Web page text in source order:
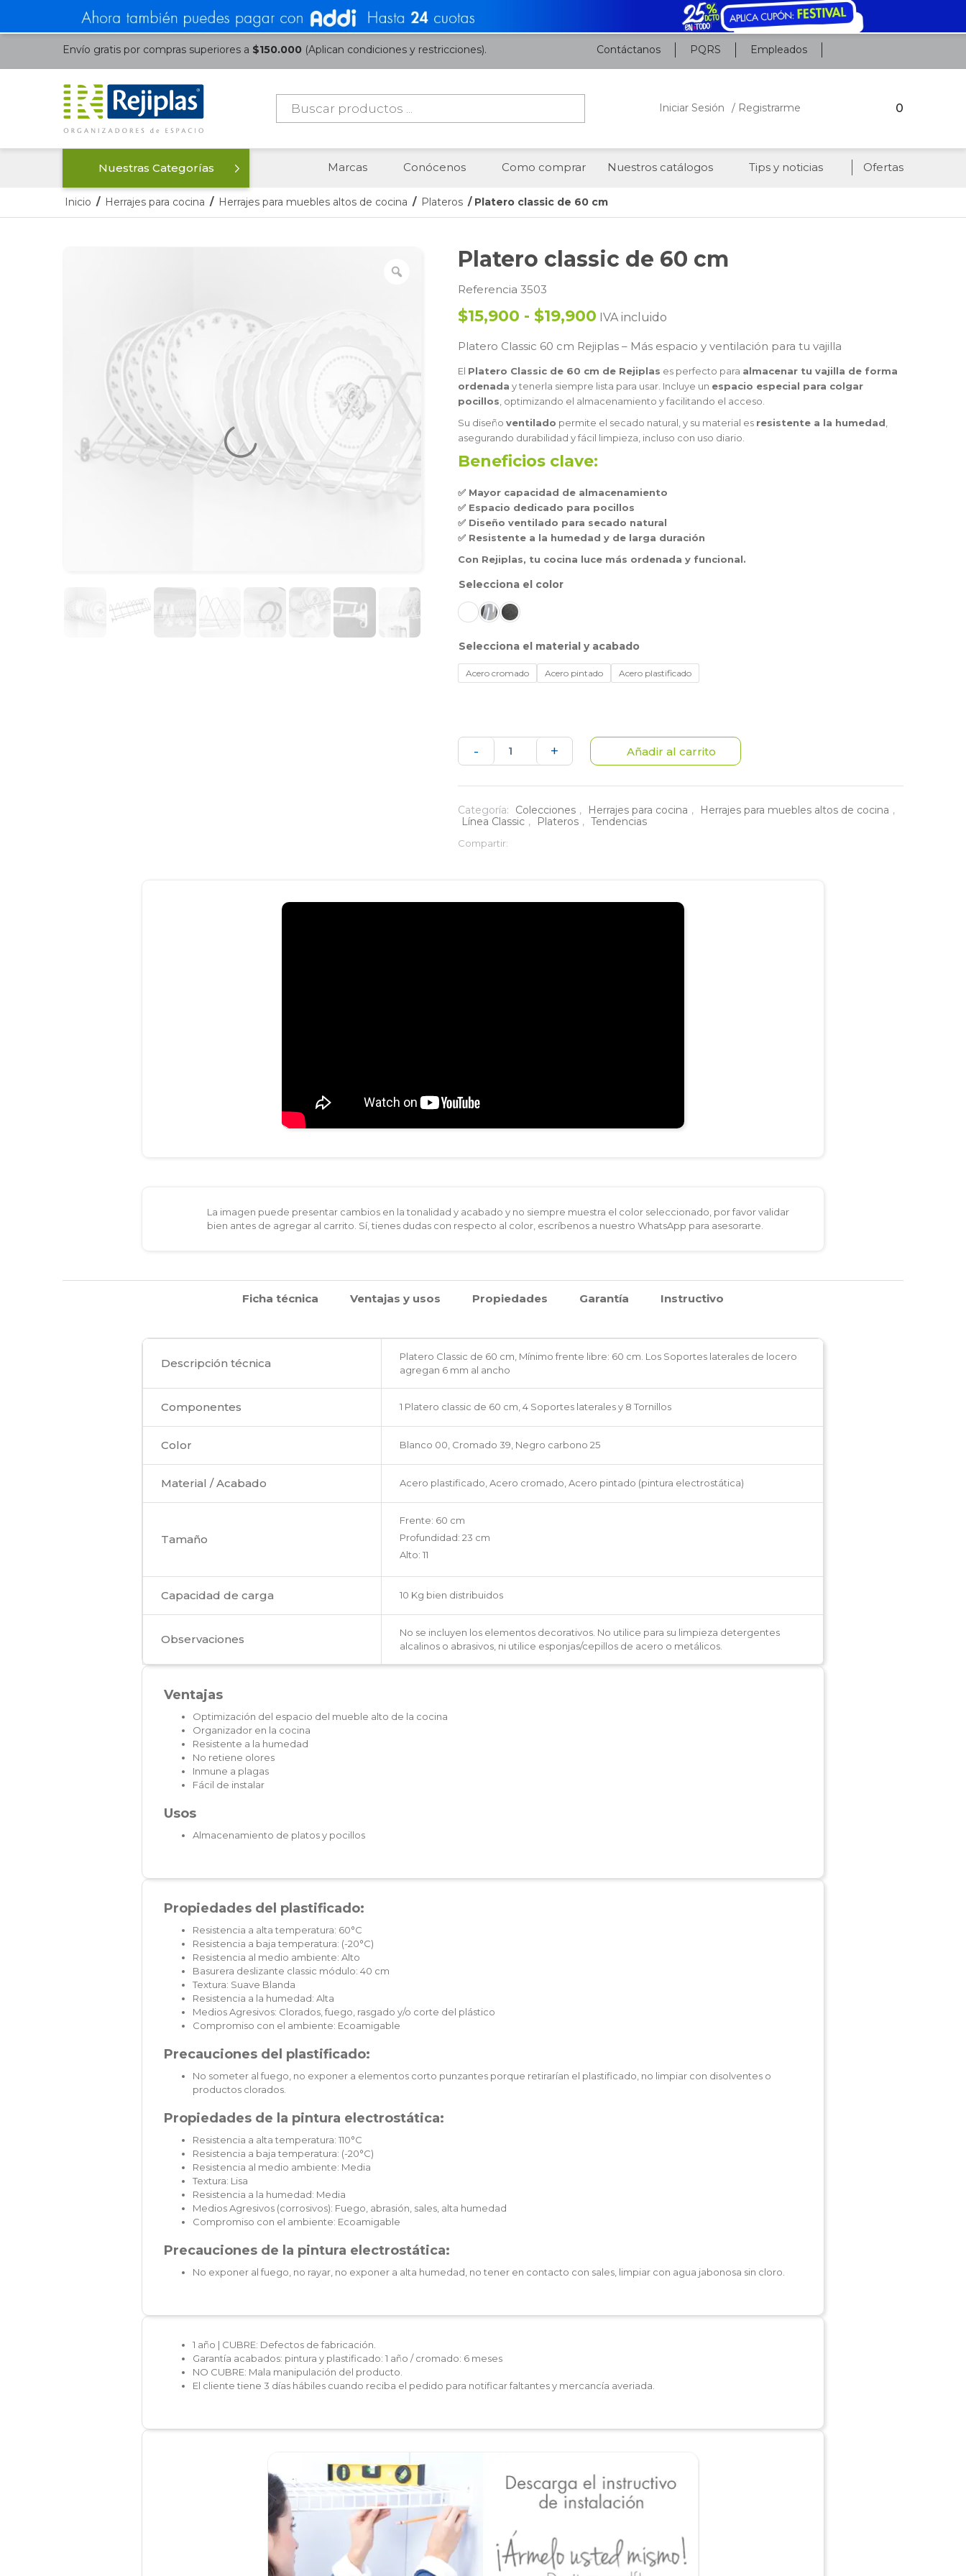
Envío gratis por compras superiores a $150.000 (Aplican condiciones y restricciones). Contáctanos PQRS Empleados
Búsqueda
productos
Iniciar Sesión / Registrarme 0
Nuestras Categorías Marcas Conócenos Como comprar Nuestros catálogos Tips y noticias Ofertas
Inicio / Herrajes para cocina / Herrajes para muebles altos de cocina / Plateros / Platero classic de 60 cm
Platero classic de 60 cm
Referencia 3503
$15,900 - $19,900 IVA incluido
Platero Classic 60 cm Rejiplas – Más espacio y ventilación para tu vajilla
El Platero Classic de 60 cm de Rejiplas es perfecto para almacenar tu vajilla de forma
ordenada y tenerla siempre lista para usar. Incluye un espacio especial para colgar
pocillos , optimizando el almacenamiento y facilitando el acceso.
Su diseño ventilado permite el secado natural, y su material es resistente a la humedad
asegurando durabilidad y fácil limpieza, incluso con uso diario.
Beneficios clave:
✅ Mayor capacidad de almacenamiento
✅ Espacio dedicado para pocillos
✅ Diseño ventilado para secado natural
✅ Resistente a la humedad y de larga duración
Con Rejiplas, tu cocina luce más ordenada y funcional.
color
material y acabado
Acero cromado Acero pintado Acero plastificado
-
Platero
de
60
+ Añadir al carrito
Categoría: Colecciones , Herrajes para cocina , Herrajes para muebles altos de cocina ,
Línea Classic , Plateros , Tendencias
Compartir:
La imagen puede presentar cambios en la tonalidad y acabado y no siempre muestra el color seleccionado, por favor validar
bien antes de agregar al carrito. Sí, tienes dudas con respecto al color, escríbenos a nuestro WhatsApp para asesorarte.
Ficha técnica Ventajas y usos Propiedades Garantía Instructivo
Descripción técnica
Platero Classic de 60 cm, Mínimo frente libre: 60 cm. Los Soportes laterales de locero
agregan 6 mm al ancho
Componentes 1 Platero classic de 60 cm, 4 Soportes laterales y 8 Tornillos
Color Blanco 00, Cromado 39, Negro carbono 25
Material / Acabado Acero plastificado, Acero cromado, Acero pintado (pintura electrostática)
Tamaño
Frente: 60 cm
Profundidad: 23 cm
Alto: 11
Capacidad de carga 10 Kg bien distribuidos
Observaciones
No se incluyen los elementos decorativos. No utilice para su limpieza detergentes
alcalinos o abrasivos, ni utilice esponjas/cepillos de acero o metálicos.
Ventajas
Optimización del espacio del mueble alto de la cocina
Organizador en la cocina
Resistente a la humedad
No retiene olores
Inmune a plagas
Fácil de instalar
Usos
Almacenamiento de platos y pocillos
Propiedades del plastificado:
Resistencia a alta temperatura: 60°C
Resistencia a baja temperatura: (-20°C)
Resistencia al medio ambiente: Alto
Basurera deslizante classic módulo: 40 cm
Textura: Suave Blanda
Resistencia a la humedad: Alta
Medios Agresivos: Clorados, fuego, rasgado y/o corte del plástico
Compromiso con el ambiente: Ecoamigable
Precauciones del plastificado:
No someter al fuego, no exponer a elementos corto punzantes porque retirarían el plastificado, no limpiar con disolventes o
productos clorados.
Propiedades de la pintura electrostática:
Resistencia a alta temperatura: 110°C
Resistencia a baja temperatura: (-20°C)
Resistencia al medio ambiente: Media
Textura: Lisa
Resistencia a la humedad: Media
Medios Agresivos (corrosivos): Fuego, abrasión, sales, alta humedad
Compromiso con el ambiente: Ecoamigable
Precauciones de la pintura electrostática:
No exponer al fuego, no rayar, no exponer a alta humedad, no tener en contacto con sales, limpiar con agua jabonosa sin cloro.
1 año | CUBRE: Defectos de fabricación.
Garantía acabados: pintura y plastificado: 1 año / cromado: 6 meses
NO CUBRE: Mala manipulación del producto.
El cliente tiene 3 días hábiles cuando reciba el pedido para notificar faltantes y mercancía averiada.